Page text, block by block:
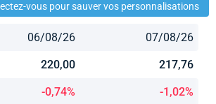
vous pour sauver vos personnalisations
06/08/26 07/08/26
220,00 217,76
-0,74% -1,02%